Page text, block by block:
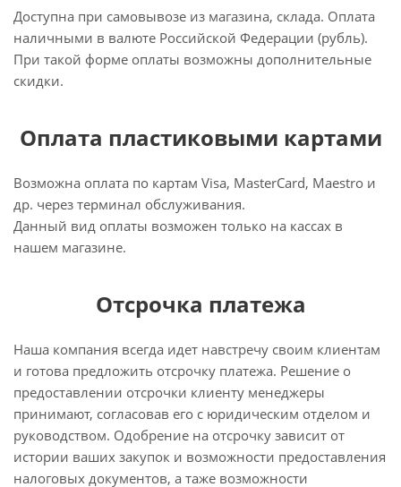
Доступна при самовывозе из магазина, склада. Оплата
наличными в валюте Российской Федерации (рубль).
При такой форме оплаты возможны дополнительные
скидки.
Оплата пластиковыми картами
Возможна оплата по картам Visa, MasterCard, Maestro и
др. через терминал обслуживания.
Данный вид оплаты возможен только на кассах в
нашем магазине.
Отсрочка платежа
Наша компания всегда идет навстречу своим клиентам
и готова предложить отсрочку платежа. Решение о
предоставлении отсрочки клиенту менеджеры
принимают, согласовав его с юридическим отделом и
руководством. Одобрение на отсрочку зависит от
истории ваших закупок и возможности предоставления
налоговых документов, а таже возможности